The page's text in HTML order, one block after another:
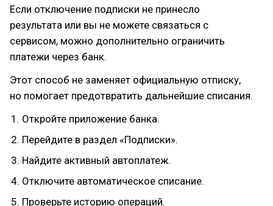
Если отключение подписки не принесло
результата или вы не можете связаться с
сервисом, можно дополнительно ограничить
платежи через банк.
Этот способ не заменяет официальную отписку,
но помогает предотвратить дальнейшие списания.
Откройте приложение банка.
Перейдите в раздел «Подписки».
Найдите активный автоплатеж.
Отключите автоматическое списание.
Проверьте историю операций.